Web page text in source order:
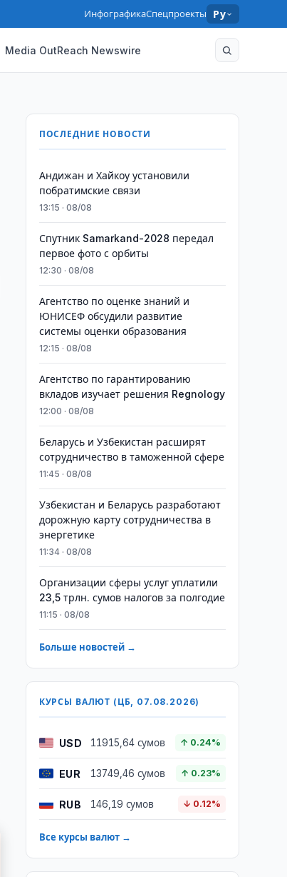
ИнфографикаСпецпроекты Ру
Media OutReach Newswire
ПОСЛЕДНИЕ НОВОСТИ
Андижан и Хайкоу установили
побратимские связи
13:15 · 08/08
Спутник Samarkand-2028 передал
первое фото с орбиты
12:30 · 08/08
Агентство по оценке знаний и
ЮНИСЕФ обсудили развитие
системы оценки образования
12:15 · 08/08
Агентство по гарантированию
вкладов изучает решения Regnology
12:00 · 08/08
Беларусь и Узбекистан расширят
сотрудничество в таможенной сфере
11:45 · 08/08
Узбекистан и Беларусь разработают
дорожную карту сотрудничества в
энергетике
11:34 · 08/08
Организации сферы услуг уплатили
23,5 трлн. сумов налогов за полгодие
11:15 · 08/08
Больше новостей →
КУРСЫ ВАЛЮТ (ЦБ, 07.08.2026)
USD 11915,64 сумов ↑ 0.24%
EUR 13749,46 сумов ↑ 0.23%
RUB 146,19 сумов ↓ 0.12%
Все курсы валют →